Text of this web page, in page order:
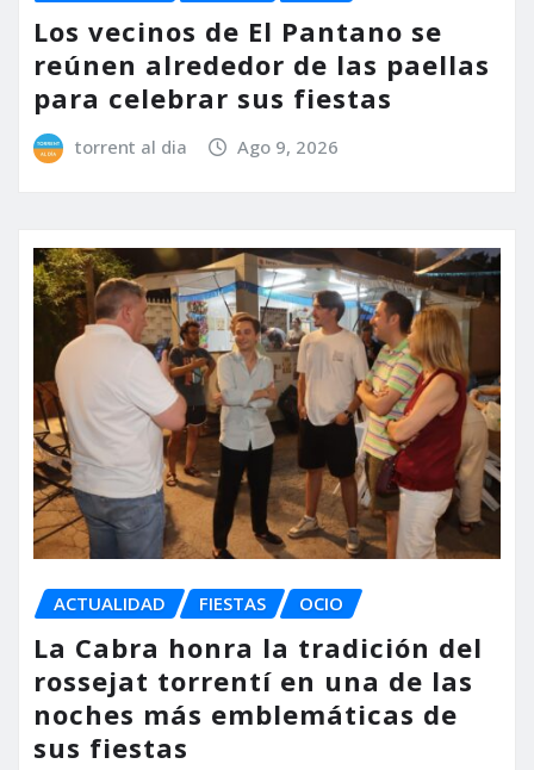
Los vecinos de El Pantano se
reúnen alrededor de las paellas
para celebrar sus fiestas
torrent al dia Ago 9, 2026
ACTUALIDAD FIESTAS OCIO
La Cabra honra la tradición del
rossejat torrentí en una de las
noches más emblemáticas de
sus fiestas